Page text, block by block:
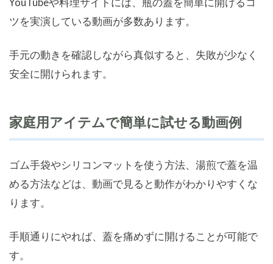
ツを実演している動画が多数あります。
手元の動きを確認しながら真似すると、失敗が少なく
安全に開けられます。
家庭用アイテムで簡単に試せる動画例
ゴム手袋やシリコンマットを使う方法、湯煎で蓋を温
める方法などは、動画で見ると動作がわかりやすくな
ります。
手順通りにやれば、蓋を痛めずに開けることが可能で
す。